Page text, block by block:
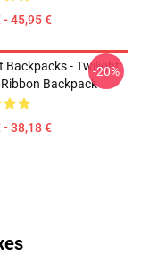
- 45,95 €
Backpacks - Twilight
Ribbon Backpack
- 38,18 €
-20%